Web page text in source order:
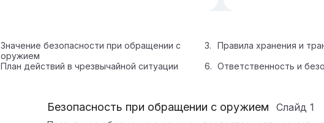
Значение безопасности при обращении с
оружием
Правила хранения и
План действий в чрезвычайной ситуации Ответственность и
Безопасность при обращении с оружием Слайд 1